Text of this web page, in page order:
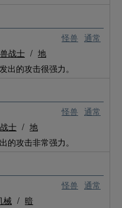
怪兽 通常
兽战士 / 地
出的攻击很强力。
怪兽 通常
战士 / 地
的攻击非常强力。
怪兽 通常
械 / 暗